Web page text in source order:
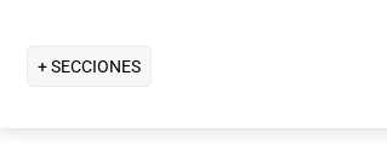
+ SECCIONES